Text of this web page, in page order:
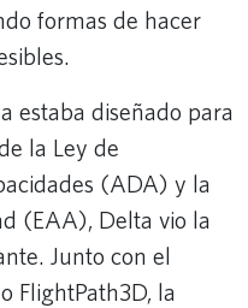
formas de hacer
estaba diseñado para
la Ley de
(ADA) y la
(EAA), Delta vio la
Junto con el
FlightPath3D, la